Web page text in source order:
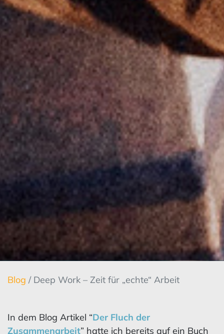
Blog / Deep Work – Zeit für „echte“ Arbeit
In dem Blog Artikel “Der Fluch der
Zusammenarbeit” hatte ich bereits auf ein Buch